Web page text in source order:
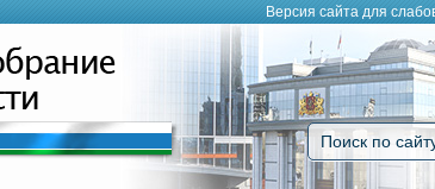
Версия сайта для
Поиск по